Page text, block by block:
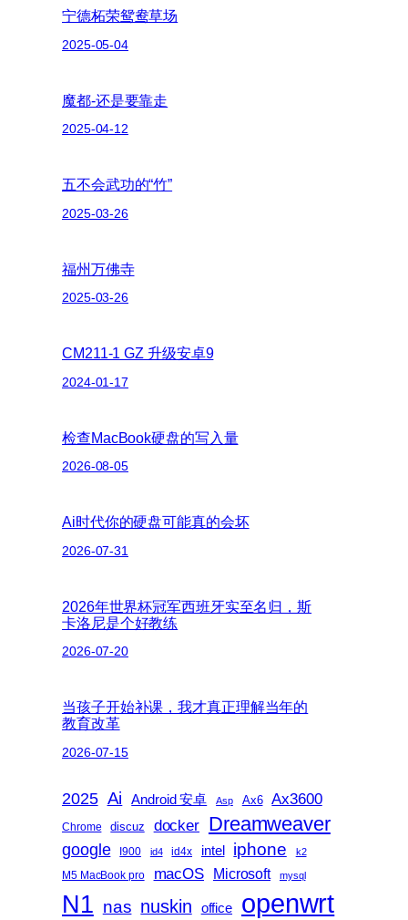
宁德柘荣鸳鸯草场
2025-05-04
魔都-还是要靠走
2025-04-12
五不会武功的“竹”
2025-03-26
福州万佛寺
2025-03-26
CM211-1 GZ 升级安卓9
2024-01-17
检查MacBook硬盘的写入量
2026-08-05
Ai时代你的硬盘可能真的会坏
2026-07-31
2026年世界杯冠军西班牙实至名归，斯
卡洛尼是个好教练
2026-07-20
当孩子开始补课，我才真正理解当年的
教育改革
2026-07-15
2025 Ai Android 安卓 Asp Ax6 Ax3600
Chrome discuz docker Dreamweaver
google I900 id4 id4x intel iphone k2
M5 MacBook pro macOS Microsoft mysql
N1 nas nuskin office openwrt